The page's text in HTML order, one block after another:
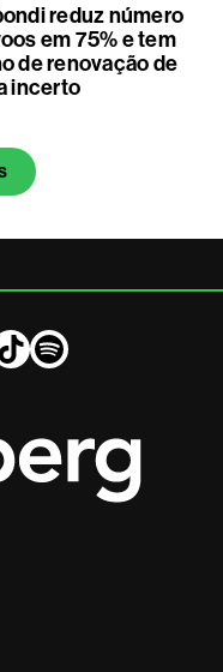
reduz número
em 75% e tem
de renovação de
incerto